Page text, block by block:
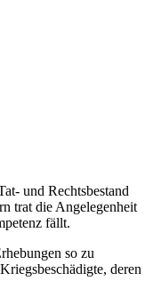
und Rechtsbestand
trat die Angelegenheit
fällt.
so zu
deren